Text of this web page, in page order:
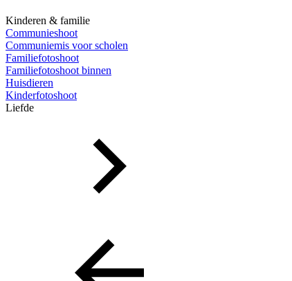
Kinderen & familie
Communieshoot
Communiemis voor scholen
Familiefotoshoot
Familiefotoshoot binnen
Huisdieren
Kinderfotoshoot
Liefde